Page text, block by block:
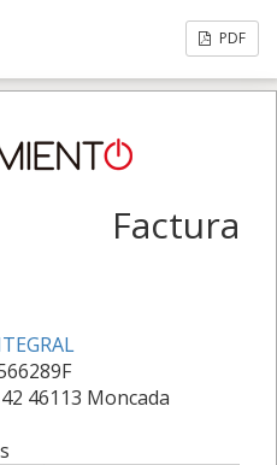
PDF
Factura
46113 Moncada